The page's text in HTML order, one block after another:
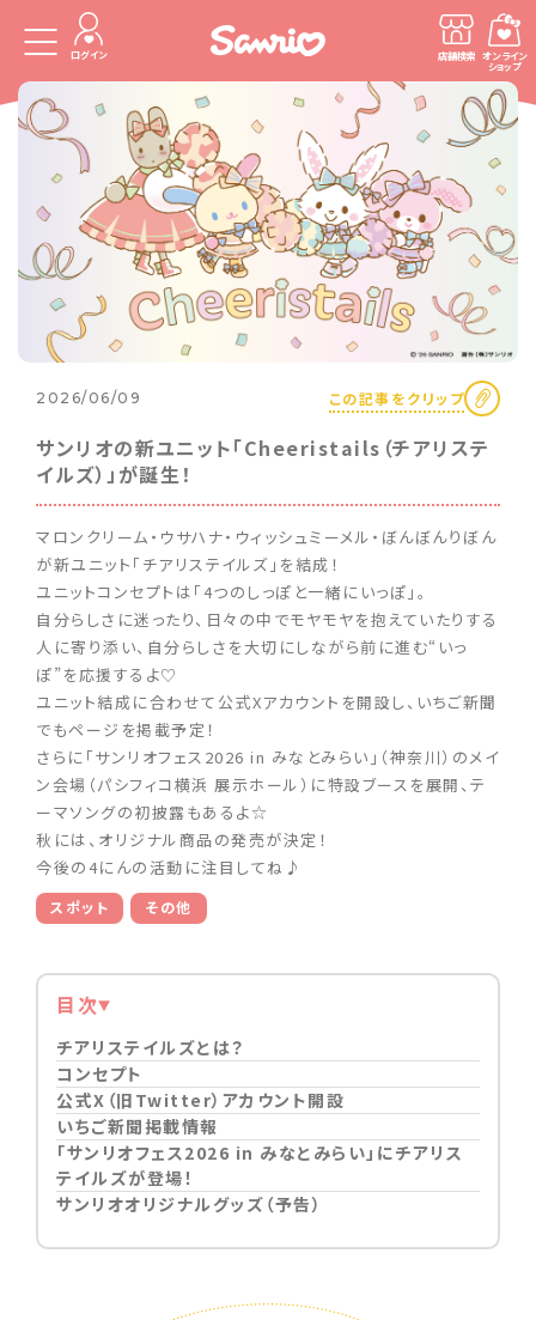
ログイン 店舗検索 オンライン
ショップ
2026/06/09 この記事をクリップ
サンリオの新ユニット「Cheeristails（チアリステ
イルズ）」が誕生！
マロンクリーム・ウサハナ・ウィッシュミーメル・ぼんぼんりぼん
が新ユニット「チアリステイルズ」を結成！
ユニットコンセプトは「4つのしっぽと一緒にいっぽ」。
自分らしさに迷ったり、日々の中でモヤモヤを抱えていたりする
人に寄り添い、自分らしさを大切にしながら前に進む“いっ
ぽ”を応援するよ♡
ユニット結成に合わせて公式Xアカウントを開設し、いちご新聞
でもページを掲載予定！
さらに「サンリオフェス2026 in みなとみらい」（神奈川）のメイ
ン会場（パシフィコ横浜 展示ホール）に特設ブースを展開、テ
ーマソングの初披露もあるよ☆
秋には、オリジナル商品の発売が決定！
今後の4にんの活動に注目してね♪
スポット その他
目次
チアリステイルズとは？
コンセプト
公式X（旧Twitter）アカウント開設
いちご新聞掲載情報
「サンリオフェス2026 in みなとみらい」にチアリス
テイルズが登場！
サンリオオリジナルグッズ（予告）